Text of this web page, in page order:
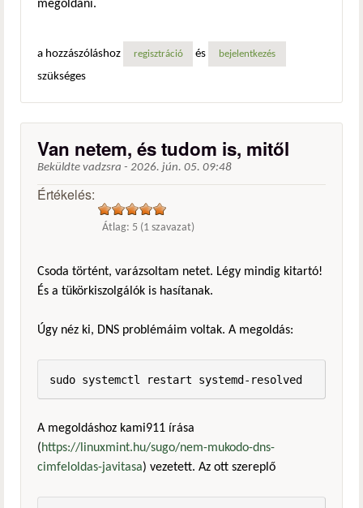
megoldani.
a hozzászóláshoz regisztráció és bejelentkezés
szükséges
Van netem, és tudom is, mitől
Beküldte vadzsra - 2026. jún. 05. 09:48
Értékelés:
Átlag: 5 (1 szavazat)
Csoda történt, varázsoltam netet. Légy mindig kitartó!
És a tükörkiszolgálók is hasítanak.
Úgy néz ki, DNS problémáim voltak. A megoldás:
sudo systemctl restart systemd-resolved
A megoldáshoz kami911 írása
(https://linuxmint.hu/sugo/nem-mukodo-dns-
cimfeloldas-javitasa) vezetett. Az ott szereplő